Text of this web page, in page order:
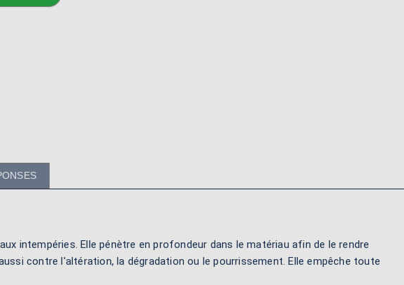
intempéries. Elle pénètre en profondeur dans le matériau afin de le rendre
contre l'altération, la dégradation ou le pourrissement. Elle empêche toute